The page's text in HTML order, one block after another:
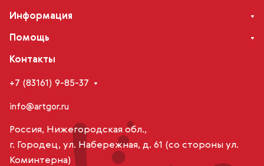
Информация
Помощь
Контакты
+7 (83161) 9-85-37
info@artgor.ru
Россия, Нижегородская обл.,
г. Городец, ул. Набережная, д. 61 (со стороны ул.
Коминтерна)